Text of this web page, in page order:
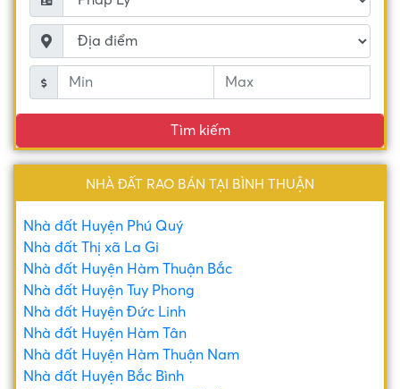
Tìm kiếm
NHÀ ĐẤT RAO BÁN TẠI BÌNH THUẬN
Nhà đất Huyện Phú Quý
Nhà đất Thị xã La Gi
Nhà đất Huyện Hàm Thuận Bắc
Nhà đất Huyện Tuy Phong
Nhà đất Huyện Đức Linh
Nhà đất Huyện Hàm Tân
Nhà đất Huyện Hàm Thuận Nam
Nhà đất Huyện Bắc Bình